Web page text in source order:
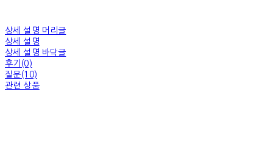
상세 설명 머리글
상세 설명
상세 설명 바닥글
후기(0)
질문(10)
관련 상품